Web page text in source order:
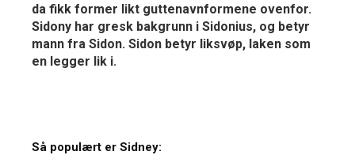
da fikk former likt guttenavnformene ovenfor.
Sidony har gresk bakgrunn i Sidonius, og betyr
mann fra Sidon. Sidon betyr liksvøp, laken som
en legger lik i.
Så populært er Sidney: